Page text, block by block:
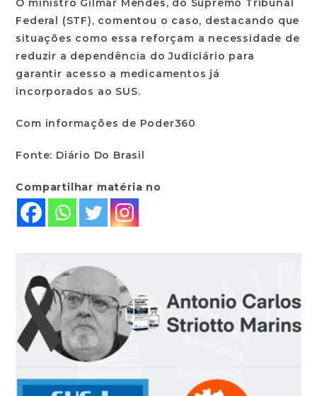
O ministro Gilmar Mendes, do Supremo Tribunal
Federal (STF), comentou o caso, destacando que
situações como essa reforçam a necessidade de
reduzir a dependência do Judiciário para
garantir acesso a medicamentos já
incorporados ao SUS.
Com informações de Poder360
Fonte: Diário Do Brasil
Compartilhar matéria no